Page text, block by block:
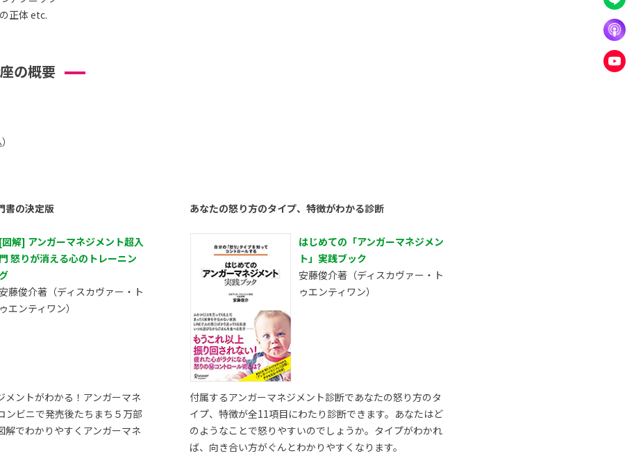
正体 etc.
の概要
書の決定版
[図解] アンガーマネジメント超入
門 怒りが消える心のトレーニン
藤俊介著（ディスカヴァー・ト
ゥエンティワン）
メントがわかる！アンガーマネ
ンビニで発売後たちまち５万部
解でわかりやすくアンガーマネ
あなたの怒り方のタイプ、特徴がわかる診断
はじめての「アンガーマネジメン
ト」実践ブック
安藤俊介著（ディスカヴァー・ト
ゥエンティワン）
付属するアンガーマネジメント診断であなたの怒り方のタ
イプ、特徴が全11項目にわたり診断できます。あなたはど
のようなことで怒りやすいのでしょうか。タイプがわかれ
ば、向き合い方がぐんとわかりやすくなります。